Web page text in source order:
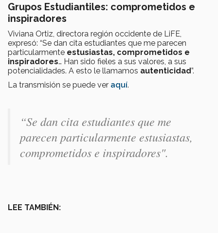
Grupos Estudiantiles: comprometidos e
inspiradores
Viviana Ortiz, directora región occidente de LiFE,
expresó: “Se dan cita estudiantes que me parecen
particularmente estusiastas, comprometidos e
inspiradores… Han sido fieles a sus valores, a sus
potencialidades. A esto le llamamos autenticidad”.
La transmisión se puede ver aquí.
“Se dan cita estudiantes que me
parecen particularmente estusiastas,
comprometidos e inspiradores".
LEE TAMBIÉN: